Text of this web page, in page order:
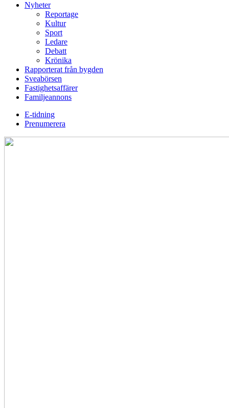
Nyheter
Reportage
Kultur
Sport
Ledare
Debatt
Krönika
Rapporterat från bygden
Sveabörsen
Fastighetsaffärer
Familjeannons
E-tidning
Prenumerera